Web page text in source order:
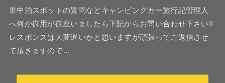
車中泊スポットの質問などキャンピングカー旅行記管理人
へ何か御用が御座いましたら下記からお問い合わせ下さい!!
レスポンスは大変遅いかと思いますが頑張ってご返信させ
て頂きますので…